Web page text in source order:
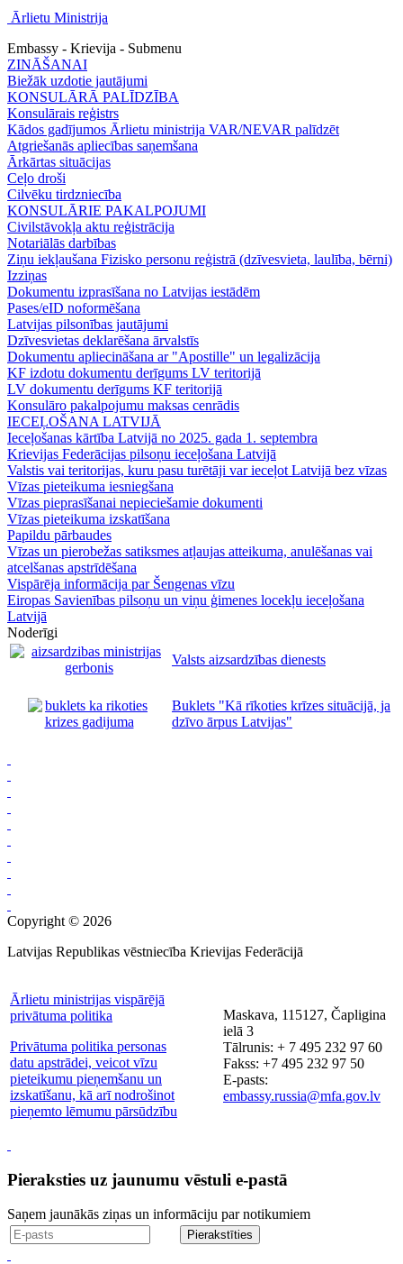
Ārlietu Ministrija
Embassy - Krievija - Submenu
ZINĀŠANAI
Biežāk uzdotie jautājumi
KONSULĀRĀ PALĪDZĪBA
Konsulārais reģistrs
Kādos gadījumos Ārlietu ministrija VAR/NEVAR palīdzēt
Atgriešanās apliecības saņemšana
Ārkārtas situācijas
Ceļo droši
Cilvēku tirdzniecība
KONSULĀRIE PAKALPOJUMI
Civilstāvokļa aktu reģistrācija
Notariālās darbības
Ziņu iekļaušana Fizisko personu reģistrā (dzīvesvieta, laulība, bērni)
Izziņas
Dokumentu izprasīšana no Latvijas iestādēm
Pases/eID noformēšana
Latvijas pilsonības jautājumi
Dzīvesvietas deklarēšana ārvalstīs
Dokumentu apliecināšana ar "Apostille" un legalizācija
KF izdotu dokumentu derīgums LV teritorijā
LV dokumentu derīgums KF teritorijā
Konsulāro pakalpojumu maksas cenrādis
IECEĻOŠANA LATVIJĀ
Ieceļošanas kārtība Latvijā no 2025. gada 1. septembra
Krievijas Federācijas pilsoņu ieceļošana Latvijā
Valstis vai teritorijas, kuru pasu turētāji var ieceļot Latvijā bez vīzas
Vīzas pieteikuma iesniegšana
Vīzas pieprasīšanai nepieciešamie dokumenti
Vīzas pieteikuma izskatīšana
Papildu pārbaudes
Vīzas un pierobežas satiksmes atļaujas atteikuma, anulēšanas vai
atcelšanas apstrīdēšana
Vispārēja informācija par Šengenas vīzu
Eiropas Savienības pilsoņu un viņu ģimenes locekļu ieceļošana
Latvijā
Noderīgi
Valsts aizsardzības dienests
Buklets "Kā rīkoties krīzes situācijā, ja
dzīvo ārpus Latvijas"
Copyright © 2026
Latvijas Republikas vēstniecība Krievijas Federācijā
Ārlietu ministrijas vispārējā
privātuma politika
Privātuma politika personas
datu apstrādei, veicot vīzu
pieteikumu pieņemšanu un
izskatīšanu, kā arī nodrošinot
pieņemto lēmumu pārsūdzību
Maskava, 115127, Čapligina
ielā 3
Tālrunis: + 7 495 232 97 60
Fakss: +7 495 232 97 50
E-pasts:
embassy.russia@mfa.gov.lv
Pieraksties uz jaunumu vēstuli e-pastā
Saņem jaunākās ziņas un informāciju par notikumiem